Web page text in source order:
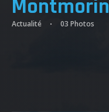
Montmorin
Actualité 03 Photos